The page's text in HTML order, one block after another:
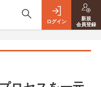
ログイン
新規
会員登録